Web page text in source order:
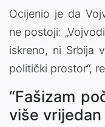
Ocijenio je da
ne postoji:
iskreno, ni Srbija
politički prostor“,
“Fašizam
više